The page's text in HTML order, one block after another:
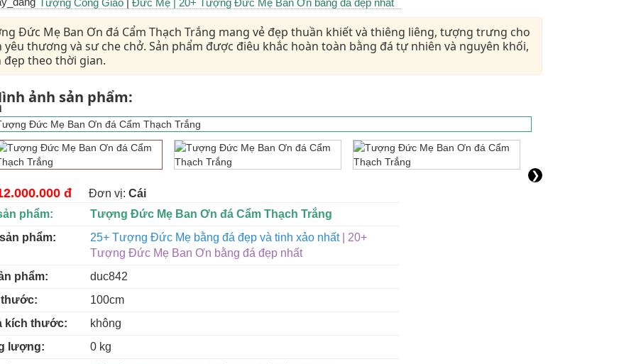
Tượng Công Giáo| Đức Mẹ| 20+ Tượng Đức Mẹ Ban Ơn bằng đá đẹp nhất
Đức Mẹ Ban Ơn đá Cẩm Thạch Trắng mang vẻ đẹp thuần khiết và thiêng liêng, tượng trưng cho
yêu thương và sư che chở. Sản phẩm được điêu khắc hoàn toàn bằng đá tự nhiên và nguyên khối,
đẹp theo thời gian.
ảnh sản phẩm:
❯
đ Đơn vị: Cái
phẩm:
Tượng Đức Mẹ Ban Ơn đá Cẩm Thạch Trắng
phẩm:
25+ Tượng Đức Mẹ bằng đá đẹp và tinh xảo nhất| 20+
Tượng Đức Mẹ Ban Ơn bằng đá đẹp nhất
phẩm:
duc842
100cm
kích thước:
không
lượng:
0 kg